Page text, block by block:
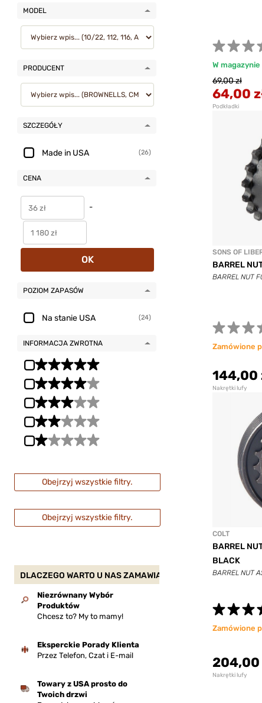
Podkładki
W magazynie
69,00 zł
64,00
SONS OF
BARREL
BARREL NUT
Nakrętki lufy
Zamówione
144,00
COLT
BARREL
BLACK
BARREL NUT
Nakrętki lufy
Zamówione
204,00
MODEL
PRODUCENT
SZCZEGÓŁY
Made in USA (26)
CENA
-
OK
POZIOM ZAPASÓW
Na stanie USA (24)
INFORMACJA ZWROTNA
Obejrzyj wszystkie filtry.
Obejrzyj wszystkie filtry.
DLACZEGO WARTO U NAS ZAMAWIAĆ?
Niezrównany Wybór
Produktów
Chcesz to? My to mamy!
Eksperckie Porady Klienta
Przez Telefon, Czat i E-mail
Towary z USA prosto do
Twoich drzwi